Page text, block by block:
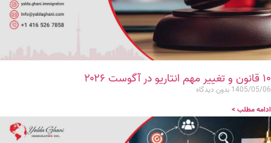
۱۰ قانون و تغییر مهم انتاریو در آگوست ۲۰۲۶
1405/05/06 بدون دیدگاه
ادامه مطلب >